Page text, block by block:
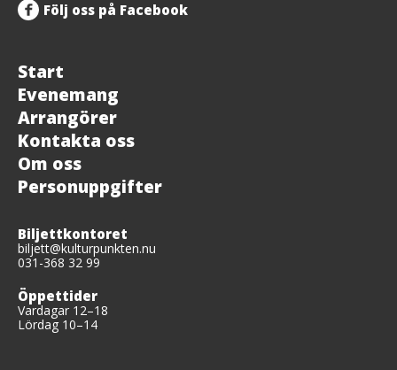
Följ oss på Facebook
Start
Evenemang
Arrangörer
Kontakta oss
Om oss
Personuppgifter
Biljettkontoret
biljett@kulturpunkten.nu
031-368 32 99
Öppettider
Vardagar 12–18
Lördag 10–14